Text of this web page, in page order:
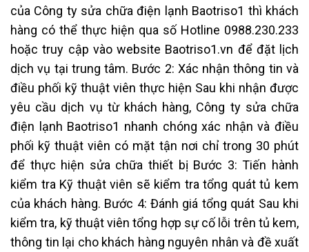
của Công ty sửa chữa điện lạnh Baotriso1 thì khách
hàng có thể thực hiện qua số Hotline 0988.230.233
hoặc truy cập vào website Baotriso1.vn để đặt lịch
dịch vụ tại trung tâm. Bước 2: Xác nhận thông tin và
điều phối kỹ thuật viên thực hiện Sau khi nhận được
yêu cầu dịch vụ từ khách hàng, Công ty sửa chữa
điện lạnh Baotriso1 nhanh chóng xác nhận và điều
phối kỹ thuật viên có mặt tận nơi chỉ trong 30 phút
để thực hiện sửa chữa thiết bị Bước 3: Tiến hành
kiểm tra Kỹ thuật viên sẽ kiểm tra tổng quát tủ kem
của khách hàng. Bước 4: Đánh giá tổng quát Sau khi
kiểm tra, kỹ thuật viên tổng hợp sự cố lỗi trên tủ kem,
thông tin lại cho khách hàng nguyên nhân và đề xuất